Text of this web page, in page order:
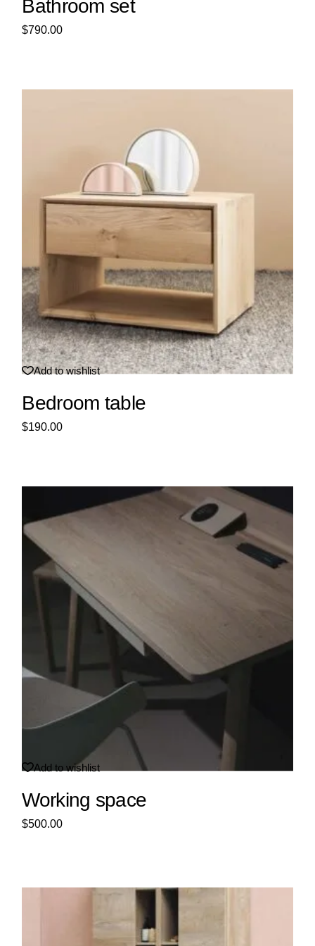
Bathroom set
$790.00
Add to wishlist
Bedroom table
$190.00
Add to wishlist
Working space
$500.00